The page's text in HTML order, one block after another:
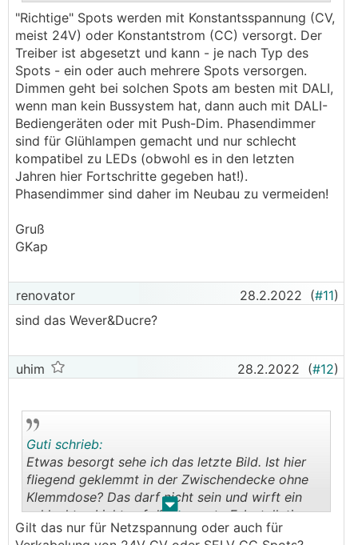
..
"Richtige" Spots werden mit Konstantsspannung (CV,
meist 24V) oder Konstantstrom (CC) versorgt. Der
Treiber ist abgesetzt und kann - je nach Typ des
Spots - ein oder auch mehrere Spots versorgen.
Dimmen geht bei solchen Spots am besten mit DALI,
wenn man kein Bussystem hat, dann auch mit DALI-
Bediengeräten oder mit Push-Dim. Phasendimmer
sind für Glühlampen gemacht und nur schlecht
kompatibel zu LEDs (obwohl es in den letzten
Jahren hier Fortschritte gegeben hat!).
Phasendimmer sind daher im Neubau zu vermeiden!
Gruß
GKap
renovator 28.2.2022 (#11)
sind das Wever&Ducre?
uhim 28.2.2022 (#12)
. .
Guti schrieb:
Etwas besorgt sehe ich das letzte Bild. Ist hier
fliegend geklemmt in der Zwischendecke ohne
Klemmdose? Das darf nicht sein und wirft ein
schlechtes Licht auf die gesamte E-Installation.
Gilt das nur für Netzspannung oder auch für